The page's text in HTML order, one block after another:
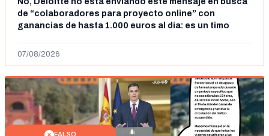
de “colaboradores para proyecto online” con
ganancias de hasta 1.000 euros al día: es un timo
07/08/2026
FALSO